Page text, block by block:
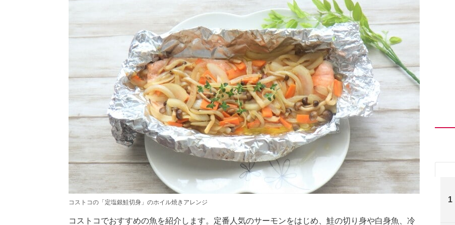
コストコの「定塩銀鮭切身」のホイル焼きアレンジ
コストコでおすすめの魚を紹介します。定番人気のサーモンをはじめ、鮭の切り身や白身魚、冷
1